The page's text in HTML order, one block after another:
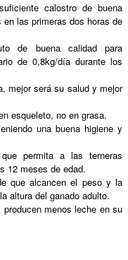
calostro de buena
las primeras dos horas de
de buena calidad para
de 0,8kg/día durante los
mejor será su salud y mejor
esqueleto, no en grasa.
una buena higiene y
permita a las terneras
12 meses de edad.
que alcancen el peso y la
altura del ganado adulto.
menos leche en su